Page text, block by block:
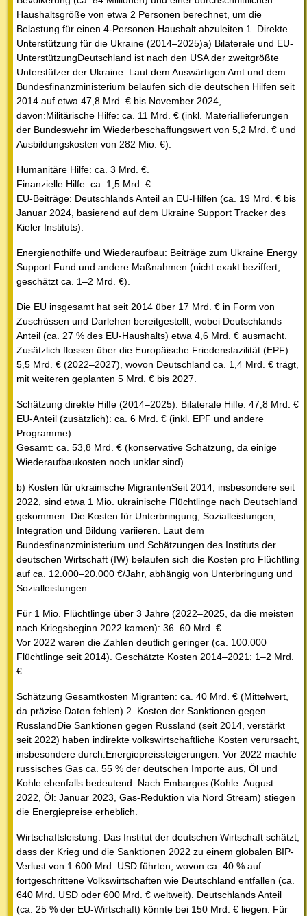
Haushaltsgröße von etwa 2 Personen berechnet, um die
Belastung für einen 4-Personen-Haushalt abzuleiten.1. Direkte
Unterstützung für die Ukraine (2014–2025)a) Bilaterale und EU-
UnterstützungDeutschland ist nach den USA der zweitgrößte
Unterstützer der Ukraine. Laut dem Auswärtigen Amt und dem
Bundesfinanzministerium belaufen sich die deutschen Hilfen seit
2014 auf etwa 47,8 Mrd. € bis November 2024,
davon:Militärische Hilfe: ca. 11 Mrd. € (inkl. Materiallieferungen
der Bundeswehr im Wiederbeschaffungswert von 5,2 Mrd. € und
Ausbildungskosten von 282 Mio. €).
Humanitäre Hilfe: ca. 3 Mrd. €.
Finanzielle Hilfe: ca. 1,5 Mrd. €.
EU-Beiträge: Deutschlands Anteil an EU-Hilfen (ca. 19 Mrd. € bis
Januar 2024, basierend auf dem Ukraine Support Tracker des
Kieler Instituts).
Energienothilfe und Wiederaufbau: Beiträge zum Ukraine Energy
Support Fund und andere Maßnahmen (nicht exakt beziffert,
geschätzt ca. 1–2 Mrd. €).
Die EU insgesamt hat seit 2014 über 17 Mrd. € in Form von
Zuschüssen und Darlehen bereitgestellt, wobei Deutschlands
Anteil (ca. 27 % des EU-Haushalts) etwa 4,6 Mrd. € ausmacht.
Zusätzlich flossen über die Europäische Friedensfazilität (EPF)
5,5 Mrd. € (2022–2027), wovon Deutschland ca. 1,4 Mrd. € trägt,
mit weiteren geplanten 5 Mrd. € bis 2027.
Schätzung direkte Hilfe (2014–2025): Bilaterale Hilfe: 47,8 Mrd. €
EU-Anteil (zusätzlich): ca. 6 Mrd. € (inkl. EPF und andere
Programme).
Gesamt: ca. 53,8 Mrd. € (konservative Schätzung, da einige
Wiederaufbaukosten noch unklar sind).
b) Kosten für ukrainische MigrantenSeit 2014, insbesondere seit
2022, sind etwa 1 Mio. ukrainische Flüchtlinge nach Deutschland
gekommen. Die Kosten für Unterbringung, Sozialleistungen,
Integration und Bildung variieren. Laut dem
Bundesfinanzministerium und Schätzungen des Instituts der
deutschen Wirtschaft (IW) belaufen sich die Kosten pro Flüchtling
auf ca. 12.000–20.000 €/Jahr, abhängig von Unterbringung und
Sozialleistungen.
Für 1 Mio. Flüchtlinge über 3 Jahre (2022–2025, da die meisten
nach Kriegsbeginn 2022 kamen): 36–60 Mrd. €.
Vor 2022 waren die Zahlen deutlich geringer (ca. 100.000
Flüchtlinge seit 2014). Geschätzte Kosten 2014–2021: 1–2 Mrd.
€.
Schätzung Gesamtkosten Migranten: ca. 40 Mrd. € (Mittelwert,
da präzise Daten fehlen).2. Kosten der Sanktionen gegen
RusslandDie Sanktionen gegen Russland (seit 2014, verstärkt
seit 2022) haben indirekte volkswirtschaftliche Kosten verursacht,
insbesondere durch:Energiepreissteigerungen: Vor 2022 machte
russisches Gas ca. 55 % der deutschen Importe aus, Öl und
Kohle ebenfalls bedeutend. Nach Embargos (Kohle: August
2022, Öl: Januar 2023, Gas-Reduktion via Nord Stream) stiegen
die Energiepreise erheblich.
Wirtschaftsleistung: Das Institut der deutschen Wirtschaft schätzt,
dass der Krieg und die Sanktionen 2022 zu einem globalen BIP-
Verlust von 1.600 Mrd. USD führten, wovon ca. 40 % auf
fortgeschrittene Volkswirtschaften wie Deutschland entfallen (ca.
640 Mrd. USD oder 600 Mrd. € weltweit). Deutschlands Anteil
(ca. 25 % der EU-Wirtschaft) könnte bei 150 Mrd. € liegen. Für